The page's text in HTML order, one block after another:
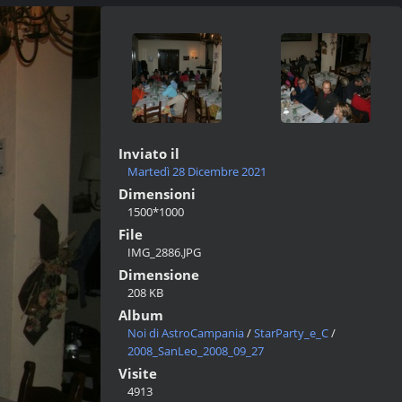
Inviato il
Martedì 28 Dicembre 2021
Dimensioni
1500*1000
File
IMG_2886.JPG
Dimensione
208 KB
Album
Noi di AstroCampania/StarParty_e_C/
2008_SanLeo_2008_09_27
Visite
4913